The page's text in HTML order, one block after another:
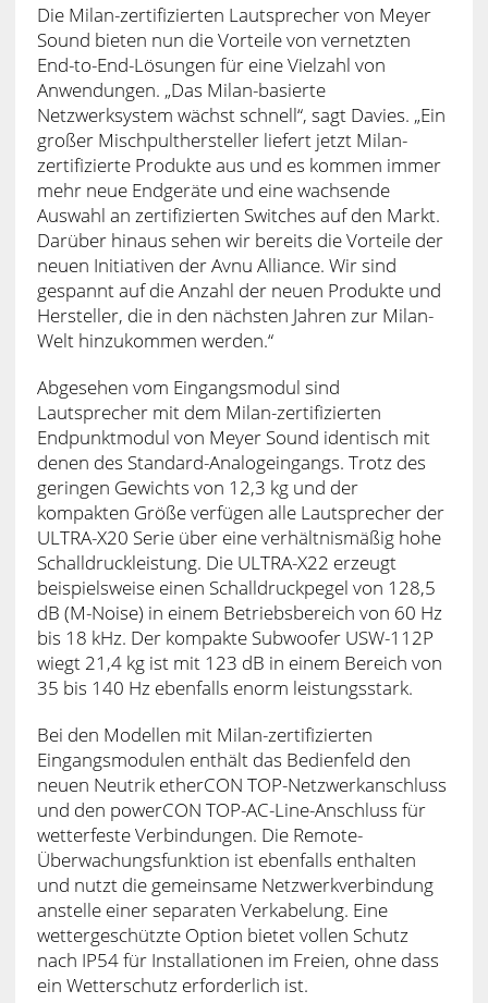
Die Milan-zertifizierten Lautsprecher von Meyer
Sound bieten nun die Vorteile von vernetzten
End-to-End-Lösungen für eine Vielzahl von
Anwendungen. „Das Milan-basierte
Netzwerksystem wächst schnell“, sagt Davies. „Ein
großer Mischpulthersteller liefert jetzt Milan-
zertifizierte Produkte aus und es kommen immer
mehr neue Endgeräte und eine wachsende
Auswahl an zertifizierten Switches auf den Markt.
Darüber hinaus sehen wir bereits die Vorteile der
neuen Initiativen der Avnu Alliance. Wir sind
gespannt auf die Anzahl der neuen Produkte und
Hersteller, die in den nächsten Jahren zur Milan-
Welt hinzukommen werden.“
Abgesehen vom Eingangsmodul sind
Lautsprecher mit dem Milan-zertifizierten
Endpunktmodul von Meyer Sound identisch mit
denen des Standard-Analogeingangs. Trotz des
geringen Gewichts von 12,3 kg und der
kompakten Größe verfügen alle Lautsprecher der
ULTRA-X20 Serie über eine verhältnismäßig hohe
Schalldruckleistung. Die ULTRA-X22 erzeugt
beispielsweise einen Schalldruckpegel von 128,5
dB (M-Noise) in einem Betriebsbereich von 60 Hz
bis 18 kHz. Der kompakte Subwoofer USW-112P
wiegt 21,4 kg ist mit 123 dB in einem Bereich von
35 bis 140 Hz ebenfalls enorm leistungsstark.
Bei den Modellen mit Milan-zertifizierten
Eingangsmodulen enthält das Bedienfeld den
neuen Neutrik etherCON TOP-Netzwerkanschluss
und den powerCON TOP-AC-Line-Anschluss für
wetterfeste Verbindungen. Die Remote-
Überwachungsfunktion ist ebenfalls enthalten
und nutzt die gemeinsame Netzwerkverbindung
anstelle einer separaten Verkabelung. Eine
wettergeschützte Option bietet vollen Schutz
nach IP54 für Installationen im Freien, ohne dass
ein Wetterschutz erforderlich ist.